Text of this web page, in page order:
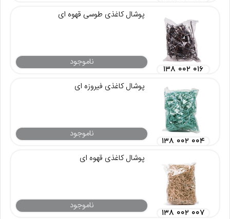
پوشال کاغذی طوسی قهوه ای
ناموجود
۱۳۸ ۰۰۲ ۰۱۶
پوشال کاغذی فیروزه ای
ناموجود
۱۳۸ ۰۰۲ ۰۰۴
پوشال کاغذی قهوه ای
ناموجود
۱۳۸ ۰۰۲ ۰۰۷